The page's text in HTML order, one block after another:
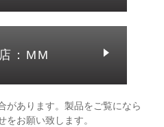
：MM
があります。製品をご覧になら
をお願い致します。